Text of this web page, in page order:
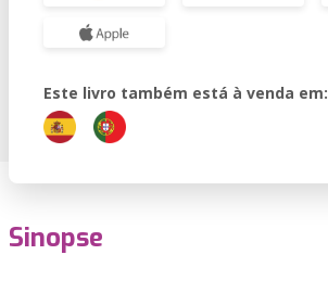
Este livro também está à venda em:
Sinopse